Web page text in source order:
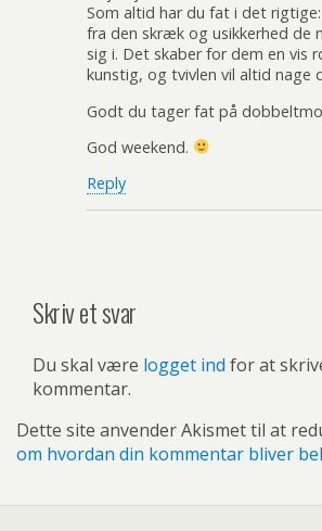
Som altid har du fat i det
fra den skræk og usikkerhed de
sig i. Det skaber for dem en vis
kunstig, og tvivlen vil altid nage
Godt du tager fat på
God weekend.
Reply
Skriv et svar
Du skal være logget ind for at
kommentar.
Dette site anvender Akismet til at
om hvordan din kommentar bliver